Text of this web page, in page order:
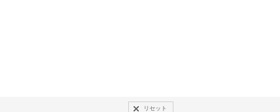
リセット